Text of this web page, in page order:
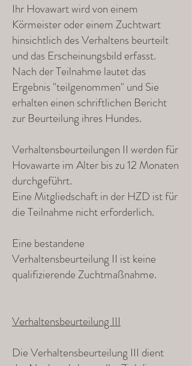
Ihr Hovawart wird von einem
Körmeister oder einem Zuchtwart
hinsichtlich des Verhaltens beurteilt
und das Erscheinungsbild erfasst.
Nach der Teilnahme lautet das
Ergebnis "teilgenommen" und Sie
erhalten einen schriftlichen Bericht
zur Beurteilung ihres Hundes.
Verhaltensbeurteilungen II werden für
Hovawarte im Alter bis zu 12 Monaten
durchgeführt.
Eine Mitgliedschaft in der HZD ist für
die Teilnahme nicht erforderlich.
Eine bestandene
Verhaltensbeurteilung II ist keine
qualifizierende Zuchtmaßnahme.
Verhaltensbeurteilung III
Die Verhaltensbeurteilung III dient